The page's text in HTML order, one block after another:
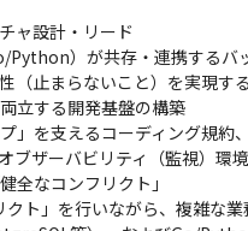
ャ設計・リード
）が共存・連携するバ
（止まらないこと）を実現
立する開発基盤の構築
」を支えるコーディング規約
ザーバビリティ（監視）環
全なコンフリクト」
ト」を行いながら、複雑な業